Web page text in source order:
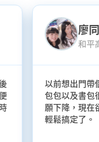
廖
和平
以前想出門帶
包包以及書包
願下降，現在
輕鬆搞定了。